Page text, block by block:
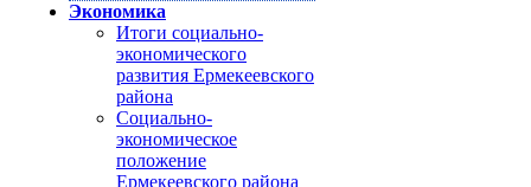
Экономика
Итоги социально-
экономического
развития Ермекеевского
района
Социально-
экономическое
положение
Ермекеевского района